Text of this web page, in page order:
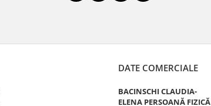
DATE COMERCIALE
BACINSCHI CLAUDIA-
ELENA PERSOANĂ FIZICĂ